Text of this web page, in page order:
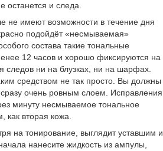
останется и следа.
не имеют возможности в течение дня
подойдёт «несмываемая»
состава такие тональные
12 часов и хорошо фиксируются на
следов ни на блузках, ни на шарфах.
средством не так просто. Вы должны
сразу очень ровным слоем. Исправления
минуту несмываемое тональное
как вторая кожа.
на тонирование, выглядит уставшим и
нанесите жидкость из ампулы,